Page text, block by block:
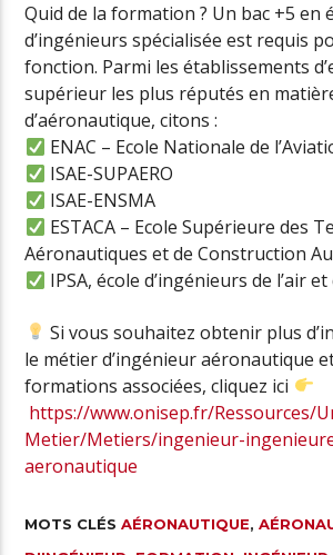
Quid de la formation ? Un bac +5 en
d’ingénieurs spécialisée est requis
fonction. Parmi les établissements
supérieur les plus réputés en
d’aéronautique, citons :
ENAC – Ecole Nationale de
ISAE-SUPAERO
ISAE-ENSMA
ESTACA – Ecole Supérieure des
Aéronautiques et de Construction
IPSA, école d’ingénieurs de l’air et
Si vous souhaitez obtenir plus
le métier d’ingénieur aéronautique
formations associées, cliquez ici
https://www.onisep.fr/Ressources/
Metier/Metiers/ingenieur-
aeronautique
MOTS CLÉSAÉRONAUTIQUE,